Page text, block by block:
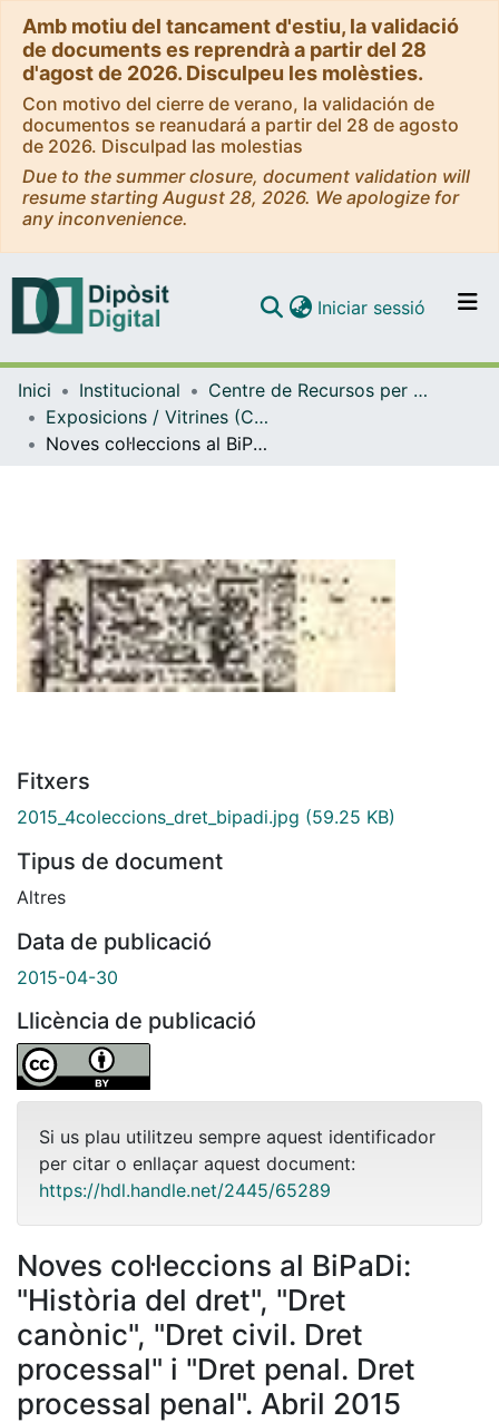
Amb motiu del tancament d'estiu, la validació
de documents es reprendrà a partir del 28
d'agost de 2026. Disculpeu les molèsties.
Con motivo del cierre de verano, la validación de
documentos se reanudará a partir del 28 de agosto
de 2026. Disculpad las molestias
Due to the summer closure, document validation will
resume starting August 28, 2026. We apologize for
any inconvenience.
Navega per tot el DD
Com publicar
Iniciar sessió (current)
Inici Institucional
Centre de Recursos per a l'Aprenentatge i la Investigació (CRAI-UB) - Institucional
Exposicions / Vitrines (CRAI-UB)
Noves col·leccions al BiPaDi: "Història del dret", "Dret canònic", "Dret civil. Dret processal" i "Dret penal. Dret processal penal". Abril 2015
Fitxers
2015_4coleccions_dret_bipadi.jpg (59.25 KB)
Tipus de document
Altres
Data de publicació
2015-04-30
Llicència de publicació
Si us plau utilitzeu sempre aquest identificador
per citar o enllaçar aquest document:
https://hdl.handle.net/2445/65289
Noves col·leccions al BiPaDi:
"Història del dret", "Dret
canònic", "Dret civil. Dret
processal" i "Dret penal. Dret
processal penal". Abril 2015